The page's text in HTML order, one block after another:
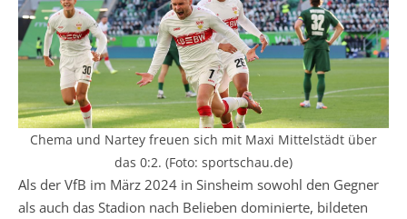
Chema und Nartey freuen sich mit Maxi Mittelstädt über
das 0:2. (Foto: sportschau.de)
Als der VfB im März 2024 in Sinsheim sowohl den Gegner
als auch das Stadion nach Belieben dominierte, bildeten